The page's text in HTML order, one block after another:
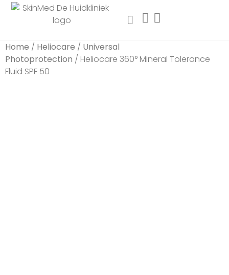
Home / Heliocare / Universal
Photoprotection / Heliocare 360° Mineral Tolerance
Fluid SPF 50